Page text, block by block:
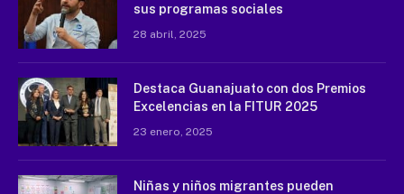
sus programas sociales
28 abril, 2025
Destaca Guanajuato con dos Premios
Excelencias en la FITUR 2025
23 enero, 2025
Niñas y niños migrantes pueden